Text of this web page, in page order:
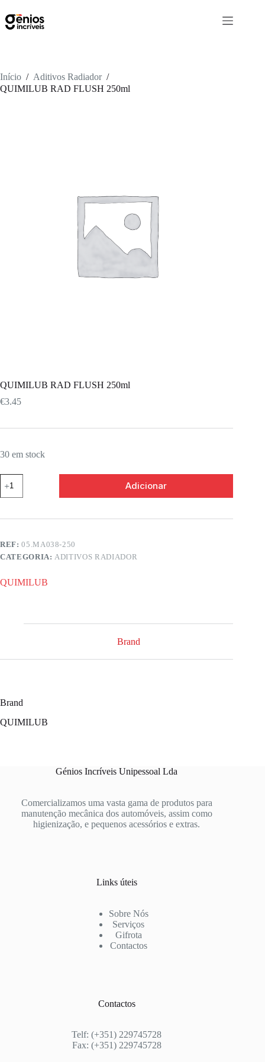
Início / Aditivos Radiador /
QUIMILUB RAD FLUSH 250ml
QUIMILUB RAD FLUSH 250ml
€3.45
30 em stock
Adicionar
REF:05.MA038-250
CATEGORIA: ADITIVOS RADIADOR
QUIMILUB
Brand
Brand
QUIMILUB
Génios Incríveis Unipessoal Lda
Comercializamos uma vasta gama de produtos para
manutenção mecânica dos automóveis, assim como
higienização, e pequenos acessórios e extras.
Links úteis
Sobre Nós
Serviços
Gifrota
Contactos
Contactos
Telf: (+351) 229745728
Fax: (+351) 229745728